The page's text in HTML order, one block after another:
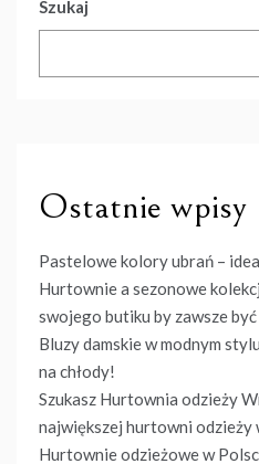
Szukaj
Ostatnie wpisy
Pastelowe kolory ubrań –
Hurtownie a sezonowe
swojego butiku by zawsze być
Bluzy damskie w modnym
na chłody!
Szukasz Hurtownia odzieży
największej hurtowni odzieży
Hurtownie odzieżowe w